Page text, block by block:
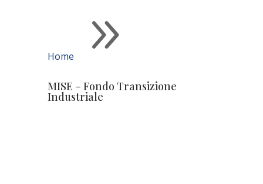
Home 9
MISE – Fondo Transizione
Industriale